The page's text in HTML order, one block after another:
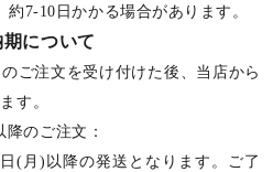
7-10日かかる場合があります。
について
ご注文を受け付けた後、当店から
す。
のご注文：
(月)以降の発送となります。ご了